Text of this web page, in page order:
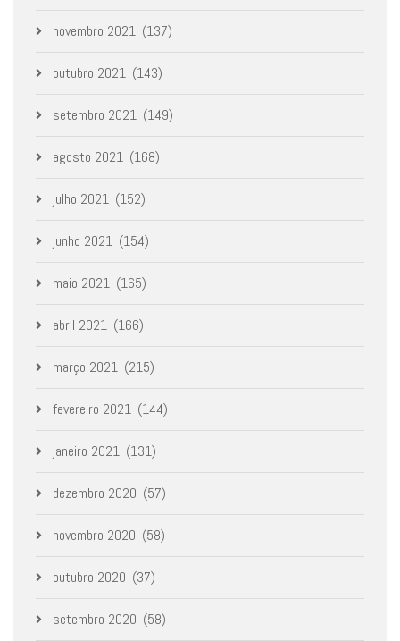
novembro 2021 (137)
outubro 2021 (143)
setembro 2021 (149)
agosto 2021 (168)
julho 2021 (152)
junho 2021 (154)
maio 2021 (165)
abril 2021 (166)
março 2021 (215)
fevereiro 2021 (144)
janeiro 2021 (131)
dezembro 2020 (57)
novembro 2020 (58)
outubro 2020 (37)
setembro 2020 (58)